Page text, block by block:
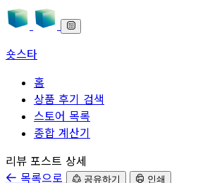
숏스타
홈
상품 후기 검색
스토어 목록
종합 계산기
본문으로 바로가기
리뷰 포스트 상세
목록으로
공유하기 인쇄